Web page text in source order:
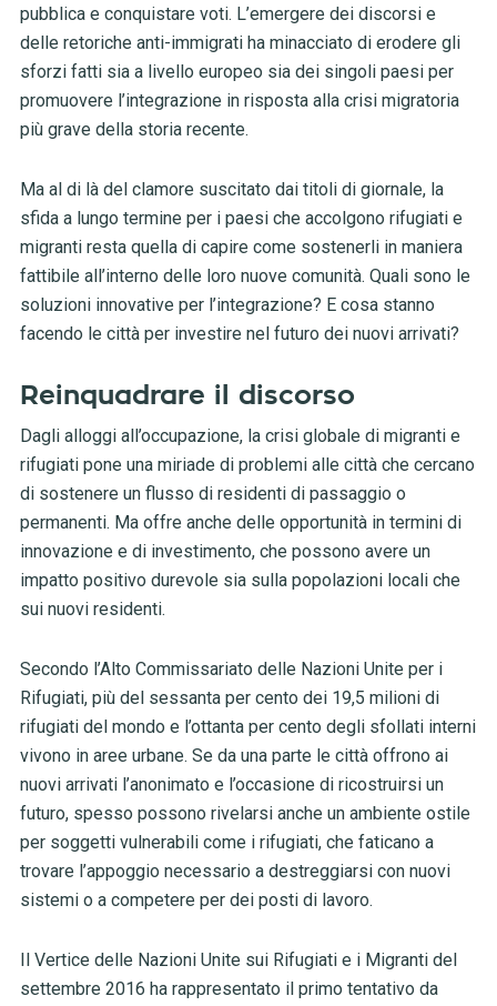
pubblica e conquistare voti. L’emergere dei discorsi e
delle retoriche anti-immigrati ha minacciato di erodere gli
sforzi fatti sia a livello europeo sia dei singoli paesi per
promuovere l’integrazione in risposta alla crisi migratoria
più grave della storia recente.
Ma al di là del clamore suscitato dai titoli di giornale, la
sfida a lungo termine per i paesi che accolgono rifugiati e
migranti resta quella di capire come sostenerli in maniera
fattibile all’interno delle loro nuove comunità. Quali sono le
soluzioni innovative per l’integrazione? E cosa stanno
facendo le città per investire nel futuro dei nuovi arrivati?
Reinquadrare il discorso
Dagli alloggi all’occupazione, la crisi globale di migranti e
rifugiati pone una miriade di problemi alle città che cercano
di sostenere un flusso di residenti di passaggio o
permanenti. Ma offre anche delle opportunità in termini di
innovazione e di investimento, che possono avere un
impatto positivo durevole sia sulla popolazioni locali che
sui nuovi residenti.
Secondo l’Alto Commissariato delle Nazioni Unite per i
Rifugiati, più del sessanta per cento dei 19,5 milioni di
rifugiati del mondo e l’ottanta per cento degli sfollati interni
vivono in aree urbane. Se da una parte le città offrono ai
nuovi arrivati l’anonimato e l’occasione di ricostruirsi un
futuro, spesso possono rivelarsi anche un ambiente ostile
per soggetti vulnerabili come i rifugiati, che faticano a
trovare l’appoggio necessario a destreggiarsi con nuovi
sistemi o a competere per dei posti di lavoro.
Il Vertice delle Nazioni Unite sui Rifugiati e i Migranti del
settembre 2016 ha rappresentato il primo tentativo da